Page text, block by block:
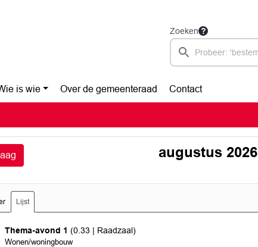
Zoeken
is wie Over de gemeenteraad Contact
augustus 2026
Lijst
Thema-avond 1 (0.33 | Raadzaal)
Wonen/woningbouw
donderdag 27 augustus 2026